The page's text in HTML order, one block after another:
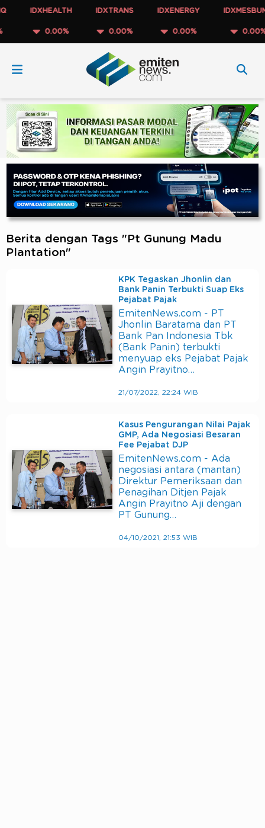
IDXHEALTH
0.00%
IDXTRANS
0.00%
IDXENERGY
0.00%
IDXMESBUMN
0.00%
Berita dengan Tags "Pt Gunung Madu
Plantation"
KPK Tegaskan Jhonlin dan
Bank Panin Terbukti Suap Eks
Pejabat Pajak
EmitenNews.com - PT
Jhonlin Baratama dan PT
Bank Pan Indonesia Tbk
(Bank Panin) terbukti
menyuap eks Pejabat Pajak
Angin Prayitno…
21/07/2022, 22:24 WIB
Kasus Pengurangan Nilai Pajak
GMP, Ada Negosiasi Besaran
Fee Pejabat DJP
EmitenNews.com - Ada
negosiasi antara (mantan)
Direktur Pemeriksaan dan
Penagihan Ditjen Pajak
Angin Prayitno Aji dengan
PT Gunung…
04/10/2021, 21:53 WIB